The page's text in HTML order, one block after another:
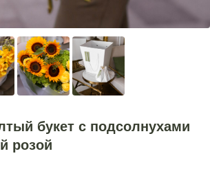
букет с подсолнухами
розой